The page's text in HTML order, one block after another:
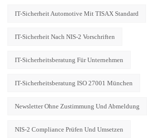
IT-Sicherheit Automotive Mit TISAX Standard
IT-Sicherheit Nach NIS-2 Vorschriften
IT-Sicherheitsberatung Für Unternehmen
IT-Sicherheitsberatung ISO 27001 München
Newsletter Ohne Zustimmung Und Abmeldung
NIS-2 Compliance Prüfen Und Umsetzen